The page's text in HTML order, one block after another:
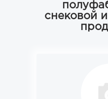
снековой